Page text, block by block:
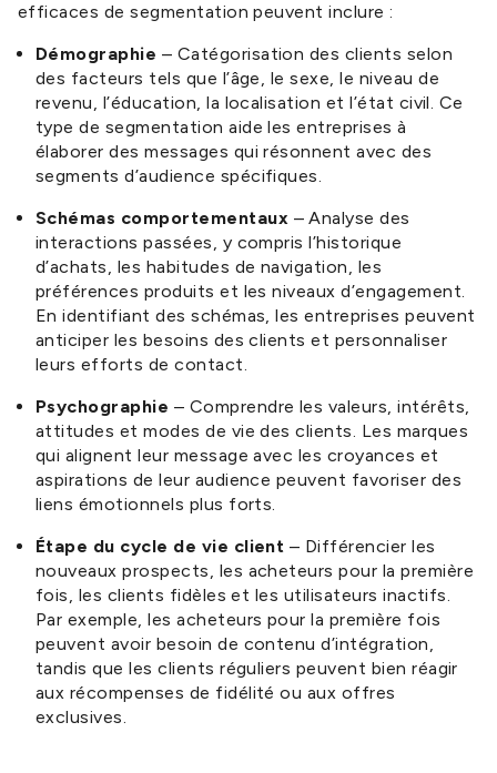
efficaces de segmentation peuvent inclure :
Démographie – Catégorisation des clients selon
des facteurs tels que l’âge, le sexe, le niveau de
revenu, l’éducation, la localisation et l’état civil. Ce
type de segmentation aide les entreprises à
élaborer des messages qui résonnent avec des
segments d’audience spécifiques.
Schémas comportementaux – Analyse des
interactions passées, y compris l’historique
d’achats, les habitudes de navigation, les
préférences produits et les niveaux d’engagement.
En identifiant des schémas, les entreprises peuvent
anticiper les besoins des clients et personnaliser
leurs efforts de contact.
Psychographie – Comprendre les valeurs, intérêts,
attitudes et modes de vie des clients. Les marques
qui alignent leur message avec les croyances et
aspirations de leur audience peuvent favoriser des
liens émotionnels plus forts.
Étape du cycle de vie client – Différencier les
nouveaux prospects, les acheteurs pour la première
fois, les clients fidèles et les utilisateurs inactifs.
Par exemple, les acheteurs pour la première fois
peuvent avoir besoin de contenu d’intégration,
tandis que les clients réguliers peuvent bien réagir
aux récompenses de fidélité ou aux offres
exclusives.